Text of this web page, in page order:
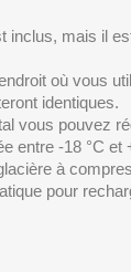
inclus, mais il
où vous
identiques.
vous pouvez
entre -18 °C et
à
pour